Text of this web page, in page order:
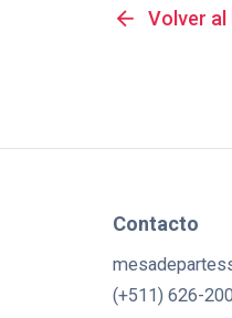
arrow_back Volver al
Contacto
(+511) 626-